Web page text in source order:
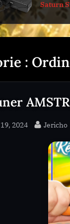
Z
o
e
1
3
Saturn
:
2024 By
Jericho